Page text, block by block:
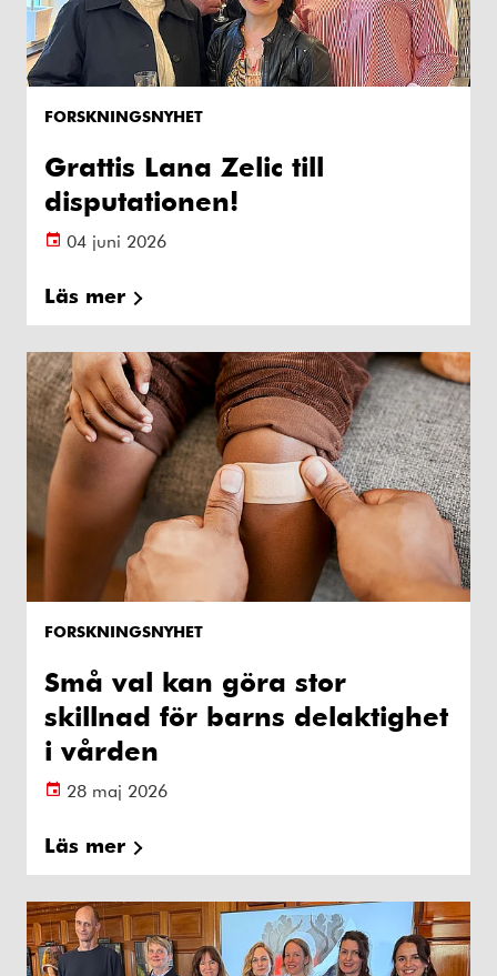
FORSKNINGSNYHET
Grattis Lana Zelic till
disputationen!
04 juni 2026
Läs mer
FORSKNINGSNYHET
Små val kan göra stor
skillnad för barns delaktighet
i vården
28 maj 2026
Läs mer